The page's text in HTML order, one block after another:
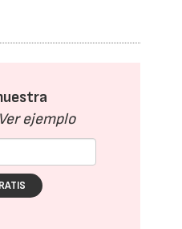
Ver ejemplo